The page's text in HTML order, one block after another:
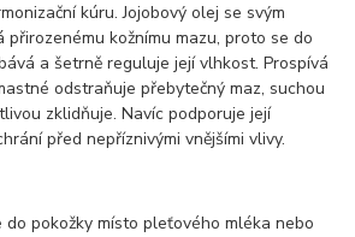
kúru. Jojobový olej se svým
přirozenému kožnímu mazu, proto se do
a šetrně reguluje její vlhkost. Prospívá
odstraňuje přebytečný maz, suchou
zklidňuje. Navíc podporuje její
před nepříznivými vnějšími vlivy.
do pokožky místo pleťového mléka nebo